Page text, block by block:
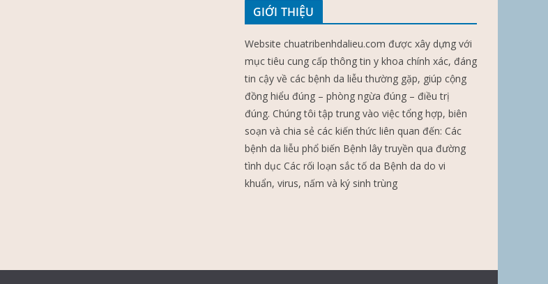
GIỚI THIỆU
Website chuatribenhdalieu.com được xây dựng với
mục tiêu cung cấp thông tin y khoa chính xác, đáng
tin cậy về các bệnh da liễu thường gặp, giúp cộng
đồng hiểu đúng – phòng ngừa đúng – điều trị
đúng. Chúng tôi tập trung vào việc tổng hợp, biên
soạn và chia sẻ các kiến thức liên quan đến: Các
bệnh da liễu phổ biến Bệnh lây truyền qua đường
tình dục Các rối loạn sắc tố da Bệnh da do vi
khuẩn, virus, nấm và ký sinh trùng